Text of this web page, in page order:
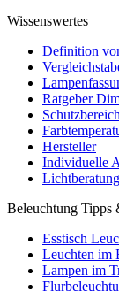
Wissenswertes
Definition
Ratgeber
Hersteller
Individuelle
Beleuchtung Tipps
Esstisch
Leuchten im
Lampen im